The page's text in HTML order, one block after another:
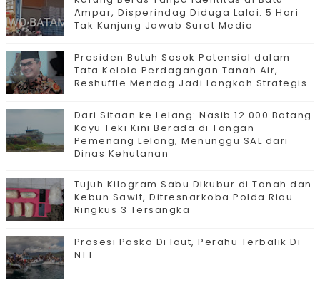
Ampar, Disperindag Diduga Lalai: 5 Hari
Tak Kunjung Jawab Surat Media
Presiden Butuh Sosok Potensial dalam
Tata Kelola Perdagangan Tanah Air,
Reshuffle Mendag Jadi Langkah Strategis
Dari Sitaan ke Lelang: Nasib 12.000 Batang
Kayu Teki Kini Berada di Tangan
Pemenang Lelang, Menunggu SAL dari
Dinas Kehutanan
Tujuh Kilogram Sabu Dikubur di Tanah dan
Kebun Sawit, Ditresnarkoba Polda Riau
Ringkus 3 Tersangka
Prosesi Paska Di laut, Perahu Terbalik Di
NTT